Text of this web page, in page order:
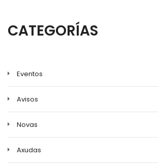
CATEGORÍAS
Eventos
Avisos
Novas
Axudas